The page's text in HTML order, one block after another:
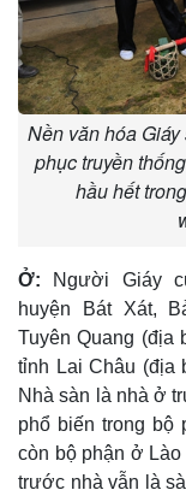
Nền văn hóa
phục truyền
hầu hết
Ở: Người Giáy
huyện Bát Xát,
Tuyên Quang (địa
tỉnh Lai Châu (địa
Nhà sàn là nhà ở
phổ biến trong bộ
còn bộ phận ở
trước nhà vẫn là